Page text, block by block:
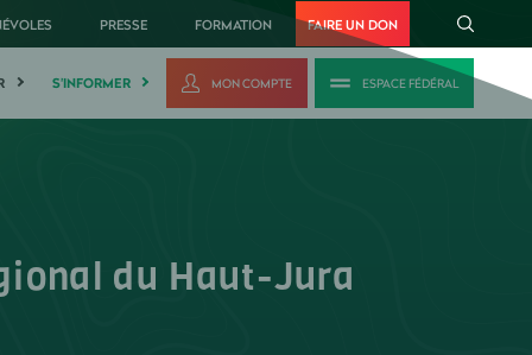
PRESSE FORMATION FAIRE UN DON
S'INFORMER MON COMPTE ESPACE FÉDÉRAL
du Haut-Jura